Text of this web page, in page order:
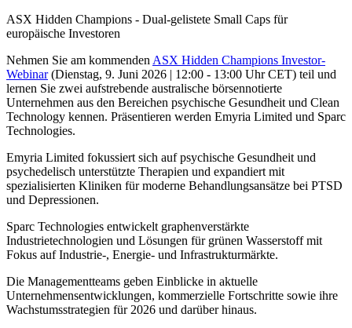
ASX Hidden Champions - Dual-gelistete Small Caps für
europäische Investoren
Nehmen Sie am kommenden ASX Hidden Champions Investor-
Webinar(Dienstag, 9. Juni 2026 | 12:00 - 13:00 Uhr CET) teil und
lernen Sie zwei aufstrebende australische börsennotierte
Unternehmen aus den Bereichen psychische Gesundheit und Clean
Technology kennen. Präsentieren werden Emyria Limited und Sparc
Technologies.
Emyria Limited fokussiert sich auf psychische Gesundheit und
psychedelisch unterstützte Therapien und expandiert mit
spezialisierten Kliniken für moderne Behandlungsansätze bei PTSD
und Depressionen.
Sparc Technologies entwickelt graphenverstärkte
Industrietechnologien und Lösungen für grünen Wasserstoff mit
Fokus auf Industrie-, Energie- und Infrastrukturmärkte.
Die Managementteams geben Einblicke in aktuelle
Unternehmensentwicklungen, kommerzielle Fortschritte sowie ihre
Wachstumsstrategien für 2026 und darüber hinaus.